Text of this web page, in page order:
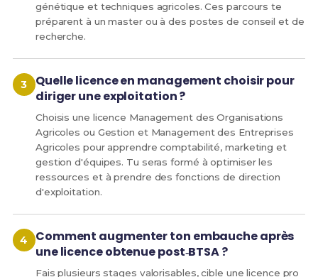
génétique et techniques agricoles. Ces parcours te
préparent à un master ou à des postes de conseil et de
recherche.
Quelle licence en management choisir pour
diriger une exploitation ?
Choisis une licence Management des Organisations
Agricoles ou Gestion et Management des Entreprises
Agricoles pour apprendre comptabilité, marketing et
gestion d'équipes. Tu seras formé à optimiser les
ressources et à prendre des fonctions de direction
d'exploitation.
Comment augmenter ton embauche après
une licence obtenue post‑BTSA ?
Fais plusieurs stages valorisables, cible une licence pro